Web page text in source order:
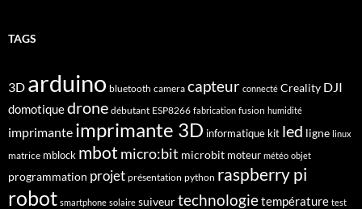
TAGS
3D arduino bluetooth camera capteur connecté Creality DJI
domotiquedrone débutant ESP8266 fabrication fusion humidité
imprimante imprimante 3D informatique kit led ligne linux
matrice mblock mbot micro:bit microbit moteur météo objet
programmation projet présentation python raspberry pi
robot smartphone solaire suiveurtechnologietempérature test